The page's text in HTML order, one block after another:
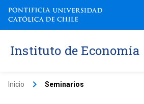
Instituto de Economía
Inicio keyboard_arrow_right Seminarios